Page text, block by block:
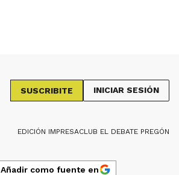
SUSCRIBITE INICIAR SESIÓN
EDICIÓN IMPRESACLUB EL DEBATE PREGÓN
Añadir como fuente en